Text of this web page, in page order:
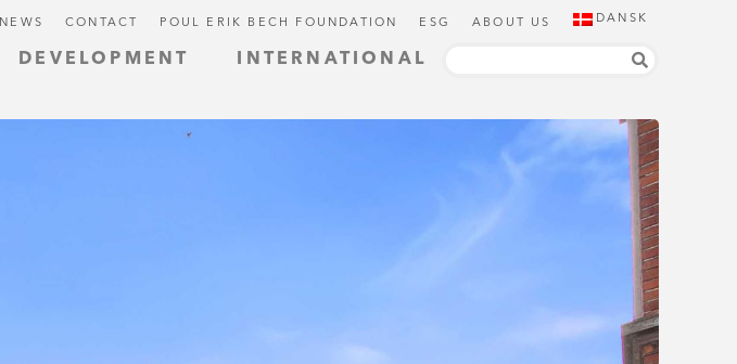
DEVELOPMENT INTERNATIONAL
NEWS CONTACT POUL ERIK BECH FOUNDATION ESG ABOUT US DANSK